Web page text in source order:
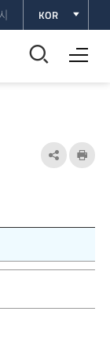
KOR
통
색
열
기
전체메뉴 열기
공
열
인